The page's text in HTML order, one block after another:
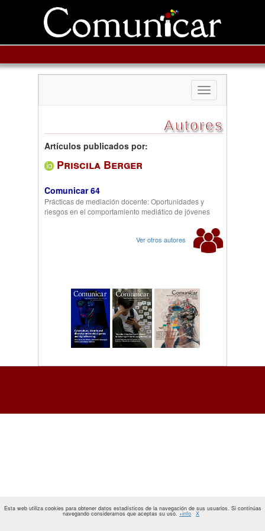
Toggle
navigation
Autores
Artículos publicados por:
Priscila Berger
Comunicar 64
Prácticas de mediación docente: Oportunidades y
riesgos en el comportamiento mediático de jóvenes
Ver otros autores
Esta web utiliza cookies para obtener datos estadísticos de la navegación de sus usuarios. Si continúas
navegando consideramos que aceptas su uso. +info X